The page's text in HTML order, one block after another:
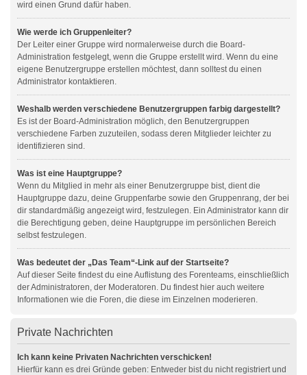
wird einen Grund dafür haben.
Wie werde ich Gruppenleiter?
Der Leiter einer Gruppe wird normalerweise durch die Board-
Administration festgelegt, wenn die Gruppe erstellt wird. Wenn du eine
eigene Benutzergruppe erstellen möchtest, dann solltest du einen
Administrator kontaktieren.
Weshalb werden verschiedene Benutzergruppen farbig dargestellt?
Es ist der Board-Administration möglich, den Benutzergruppen
verschiedene Farben zuzuteilen, sodass deren Mitglieder leichter zu
identifizieren sind.
Was ist eine Hauptgruppe?
Wenn du Mitglied in mehr als einer Benutzergruppe bist, dient die
Hauptgruppe dazu, deine Gruppenfarbe sowie den Gruppenrang, der bei
dir standardmäßig angezeigt wird, festzulegen. Ein Administrator kann dir
die Berechtigung geben, deine Hauptgruppe im persönlichen Bereich
selbst festzulegen.
Was bedeutet der „Das Team“-Link auf der Startseite?
Auf dieser Seite findest du eine Auflistung des Forenteams, einschließlich
der Administratoren, der Moderatoren. Du findest hier auch weitere
Informationen wie die Foren, die diese im Einzelnen moderieren.
Private Nachrichten
Ich kann keine Privaten Nachrichten verschicken!
Hierfür kann es drei Gründe geben: Entweder bist du nicht registriert und